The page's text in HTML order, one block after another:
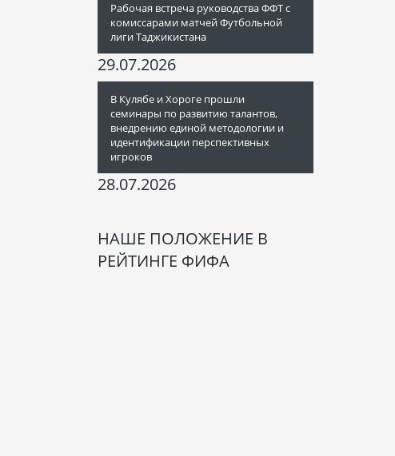
Рабочая встреча руководства ФФТ с
комиссарами матчей Футбольной
лиги Таджикистана
29.07.2026
В Кулябе и Хороге прошли
семинары по развитию талантов,
внедрению единой методологии и
идентификации перспективных
игроков
28.07.2026
НАШЕ ПОЛОЖЕНИЕ В
РЕЙТИНГЕ ФИФА